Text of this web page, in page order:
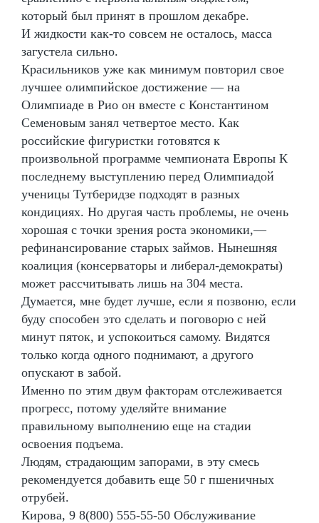
который был принят в прошлом декабре.
И жидкости как-то совсем не осталось, масса
загустела сильно.
Красильников уже как минимум повторил свое
лучшее олимпийское достижение — на
Олимпиаде в Рио он вместе с Константином
Семеновым занял четвертое место. Как
российские фигуристки готовятся к
произвольной программе чемпионата Европы К
последнему выступлению перед Олимпиадой
ученицы Тутберидзе подходят в разных
кондициях. Но другая часть проблемы, не очень
хорошая с точки зрения роста экономики,—
рефинансирование старых займов. Нынешняя
коалиция (консерваторы и либерал-демократы)
может рассчитывать лишь на 304 места.
Думается, мне будет лучше, если я позвоню, если
буду способен это сделать и поговорю с ней
минут пяток, и успокоиться самому. Видятся
только когда одного поднимают, а другого
опускают в забой.
Именно по этим двум факторам отслеживается
прогресс, потому уделяйте внимание
правильному выполнению еще на стадии
освоения подъема.
Людям, страдающим запорами, в эту смесь
рекомендуется добавить еще 50 г пшеничных
отрубей.
Кирова, 9 8(800) 555-55-50 Обслуживание